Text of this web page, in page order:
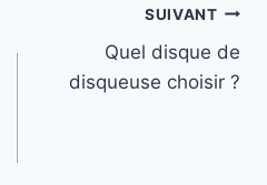
SUIVANT
Quel disque de
disqueuse choisir ?